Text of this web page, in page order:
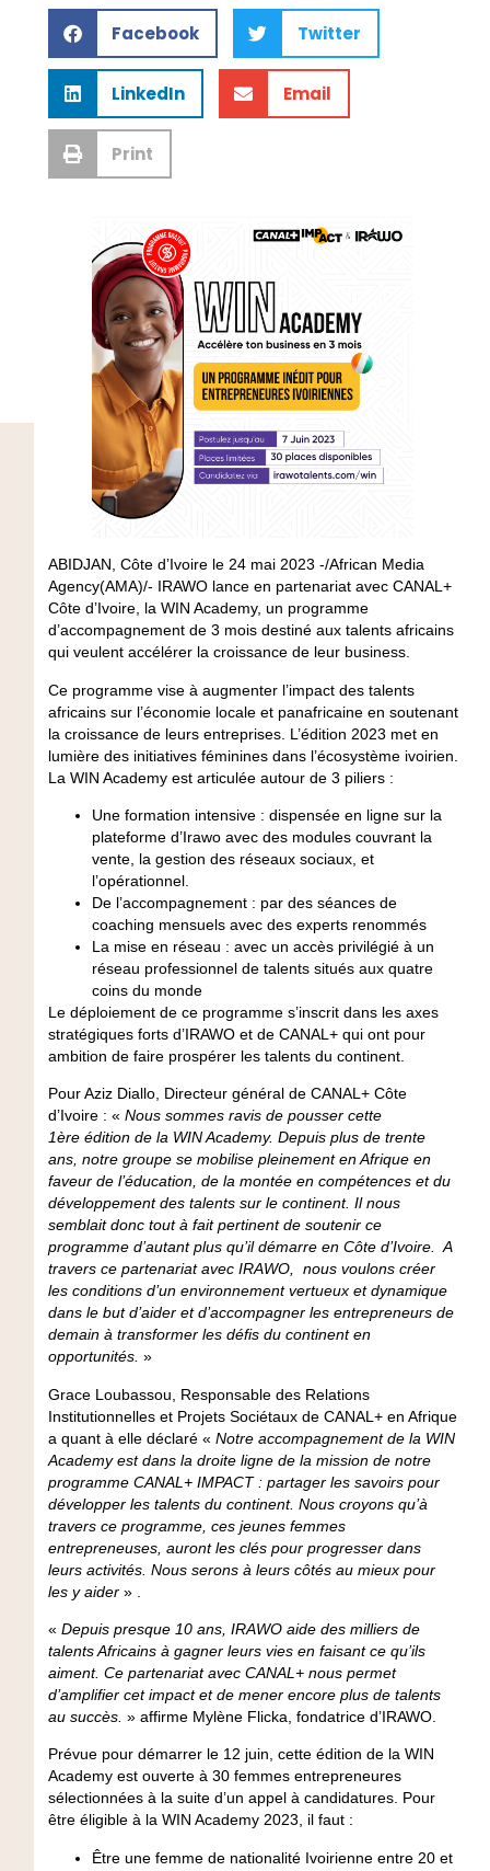
Facebook Twitter
LinkedIn Email
Print
ABIDJAN, Côte d’Ivoire le 24 mai 2023 -/African Media
Agency(AMA)/- IRAWO lance en partenariat avec CANAL+
Côte d’Ivoire, la WIN Academy, un programme
d’accompagnement de 3 mois destiné aux talents africains
qui veulent accélérer la croissance de leur business.
Ce programme vise à augmenter l’impact des talents
africains sur l’économie locale et panafricaine en soutenant
la croissance de leurs entreprises. L’édition 2023 met en
lumière des initiatives féminines dans l’écosystème ivoirien.
La WIN Academy est articulée autour de 3 piliers :
Une formation intensive : dispensée en ligne sur la
plateforme d’Irawo avec des modules couvrant la
vente, la gestion des réseaux sociaux, et
l’opérationnel.
De l’accompagnement : par des séances de
coaching mensuels avec des experts renommés
La mise en réseau : avec un accès privilégié à un
réseau professionnel de talents situés aux quatre
coins du monde
Le déploiement de ce programme s’inscrit dans les axes
stratégiques forts d’IRAWO et de CANAL+ qui ont pour
ambition de faire prospérer les talents du continent.
Pour Aziz Diallo, Directeur général de CANAL+ Côte
d’Ivoire : « Nous sommes ravis de pousser cette
1ère édition de la WIN Academy. Depuis plus de trente
ans, notre groupe se mobilise pleinement en Afrique en
faveur de l’éducation, de la montée en compétences et du
développement des talents sur le continent. Il nous
semblait donc tout à fait pertinent de soutenir ce
programme d’autant plus qu’il démarre en Côte d’Ivoire. A
travers ce partenariat avec IRAWO, nous voulons créer
les conditions d’un environnement vertueux et dynamique
dans le but d’aider et d’accompagner les entrepreneurs de
demain à transformer les défis du continent en
opportunités. »
Grace Loubassou, Responsable des Relations
Institutionnelles et Projets Sociétaux de CANAL+ en Afrique
a quant à elle déclaré « Notre accompagnement de la WIN
Academy est dans la droite ligne de la mission de notre
programme CANAL+ IMPACT : partager les savoirs pour
développer les talents du continent. Nous croyons qu’à
travers ce programme, ces jeunes femmes
entrepreneuses, auront les clés pour progresser dans
leurs activités. Nous serons à leurs côtés au mieux pour
les y aider» .
« Depuis presque 10 ans, IRAWO aide des milliers de
talents Africains à gagner leurs vies en faisant ce qu’ils
aiment. Ce partenariat avec CANAL+ nous permet
d’amplifier cet impact et de mener encore plus de talents
au succès. » affirme Mylène Flicka, fondatrice d’IRAWO.
Prévue pour démarrer le 12 juin, cette édition de la WIN
Academy est ouverte à 30 femmes entrepreneures
sélectionnées à la suite d’un appel à candidatures. Pour
être éligible à la WIN Academy 2023, il faut :
Être une femme de nationalité Ivoirienne entre 20 et